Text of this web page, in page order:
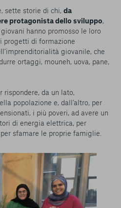
sette storie di chi, da
protagonista dello sviluppo,
hanno promosso le loro
progetti di formazione
giovanile, che
ortaggi, mouneh, uova, pane,
rispondere, da un lato,
popolazione e, dall’altro, per
i più poveri, ad avere un
di energia elettrica, per
sfamare le proprie famiglie.